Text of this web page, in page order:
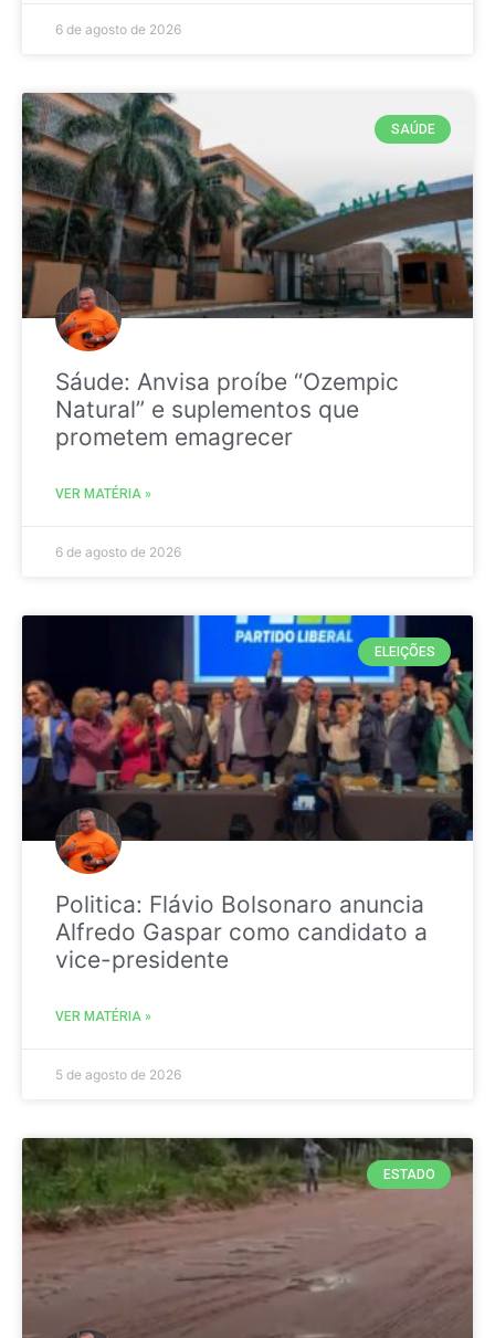
6 de agosto de 2026
SAÚDE
Sáude: Anvisa proíbe “Ozempic
Natural” e suplementos que
prometem emagrecer
VER MATÉRIA »
6 de agosto de 2026
ELEIÇÕES
Politica: Flávio Bolsonaro anuncia
Alfredo Gaspar como candidato a
vice-presidente
VER MATÉRIA »
5 de agosto de 2026
ESTADO